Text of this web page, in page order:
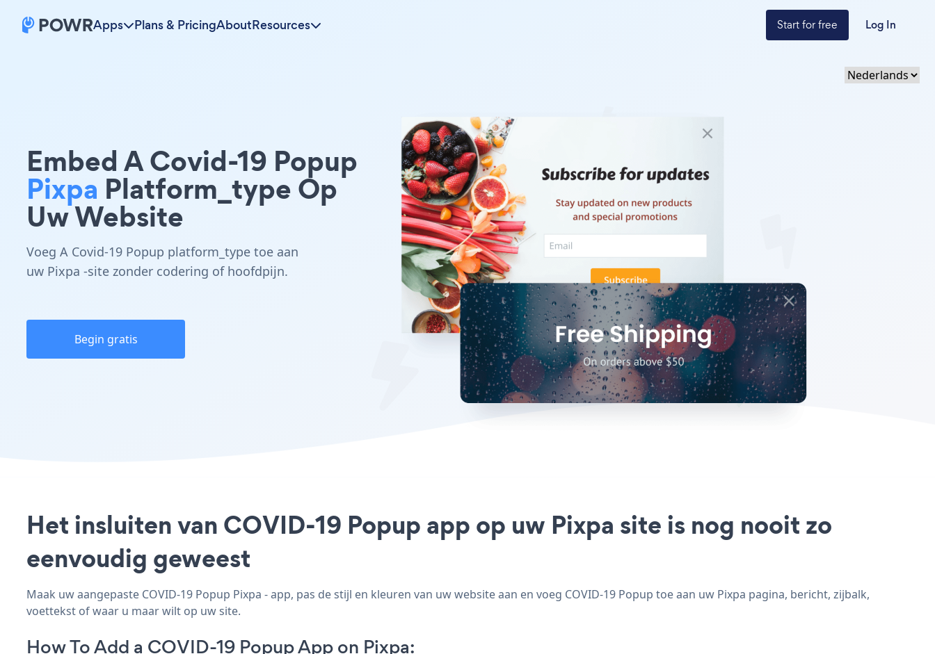
Apps Plans & PricingAboutResources Start for free Log In
Embed A Covid-19 Popup
Pixpa Platform_type Op
Uw Website
Voeg A Covid-19 Popup platform_type toe aan
uw Pixpa -site zonder codering of hoofdpijn.
Begin gratis
Het insluiten van COVID-19 Popup app op uw Pixpa site is nog nooit zo
eenvoudig geweest
Maak uw aangepaste COVID-19 Popup Pixpa - app, pas de stijl en kleuren van uw website aan en voeg COVID-19 Popup toe aan uw Pixpa pagina, bericht, zijbalk,
voettekst of waar u maar wilt op uw site.
How To Add a COVID-19 Popup App on Pixpa: